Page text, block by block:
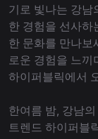
기로 빛나는 강남
한 경험을 선사하
한 문화를 만나보
로운 경험을 느끼
하이퍼블릭에서
한여름 밤, 강남
트렌드 하이퍼블